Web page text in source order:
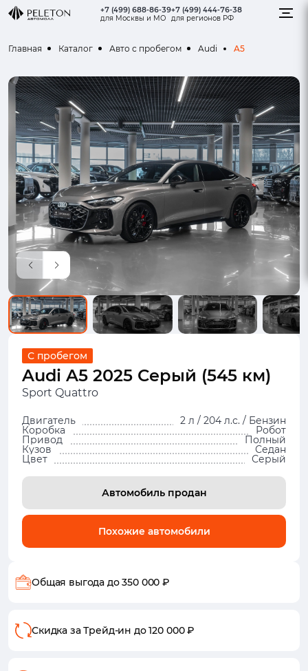
+7 (499) 688-86-39
для Москвы и МО
+7 (499) 444-76-38
для регионов РФ
Главная Каталог Авто с пробегом Audi A5
С пробегом
Audi A5 2025 Серый (545 км)
Sport Quattro
Двигатель 2 л / 204 л.с. / Бензин
Коробка Робот
Привод Полный
Кузов Седан
Цвет Серый
Автомобиль продан
Похожие автомобили
Общая выгода до 350 000 ₽
Скидка за Трейд-ин до 120 000 ₽